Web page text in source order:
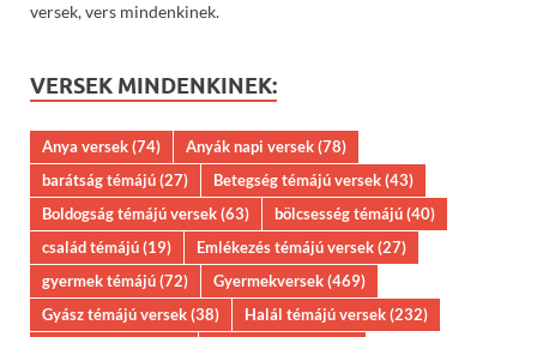
versek, vers mindenkinek.
VERSEK MINDENKINEK:
Anya versek(74) Anyák napi versek(78)
barátság témájú(27) Betegség témájú versek(43)
Boldogság témájú versek(63) bölcsesség témájú(40)
család témájú(19) Emlékezés témájú versek(27)
gyermek témájú(72) Gyermekversek(469)
Gyász témájú versek(38) Halál témájú versek(232)